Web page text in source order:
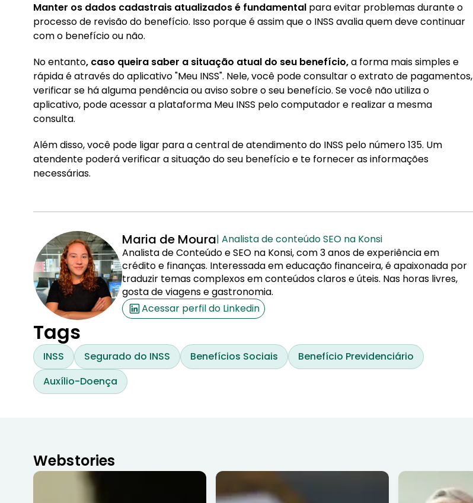
Manter os dados cadastrais atualizados é fundamental para evitar problemas durante o
processo de revisão do benefício. Isso porque é assim que o INSS avalia quem deve continuar
com o benefício ou não.
No entanto, caso queira saber a situação atual do seu benefício,a forma mais simples e
rápida é através do aplicativo "Meu INSS". Nele, você pode consultar o extrato de pagamentos,
verificar se há alguma pendência ou aviso sobre o seu benefício. Se você não utiliza o
aplicativo, pode acessar a plataforma Meu INSS pelo computador e realizar a mesma
consulta.
Além disso, você pode ligar para a central de atendimento do INSS pelo número 135. Um
atendente poderá verificar a situação do seu benefício e te fornecer as informações
necessárias.
Maria de Moura| Analista de conteúdo SEO na Konsi
Analista de Conteúdo e SEO na Konsi, com 3 anos de experiência em
crédito e finanças. Interessada em educação financeira, é apaixonada por
traduzir temas complexos em conteúdos claros e úteis. Nas horas livres,
gosta de viagens e gastronomia.
Acessar perfil do Linkedin
Tags
INSS Segurado do INSS Benefícios Sociais
Benefício Previdenciário
Auxílio-Doença
Webstories